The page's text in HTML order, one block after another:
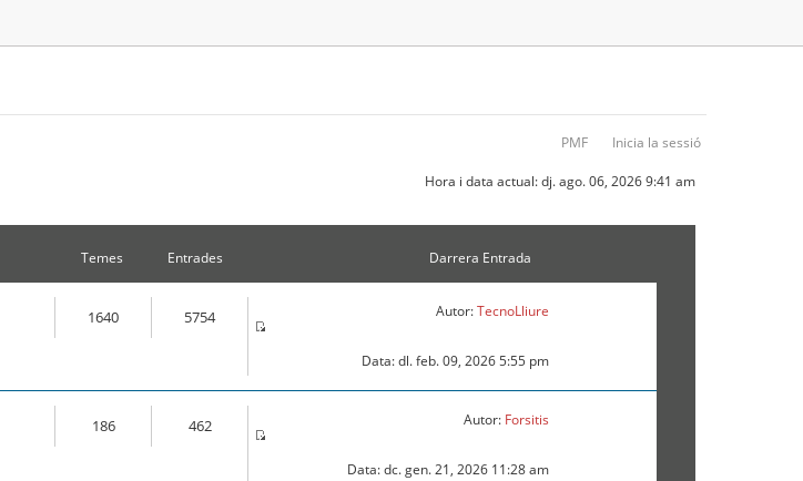
PMF Inicia la sessió
Hora i data actual: dj. ago. 06, 2026 9:41 am
Temes Entrades Darrera Entrada
1640 5754 Autor:TecnoLliure
Data: dl. feb. 09, 2026 5:55 pm
186 462 Autor: Forsitis
Data: dc. gen. 21, 2026 11:28 am